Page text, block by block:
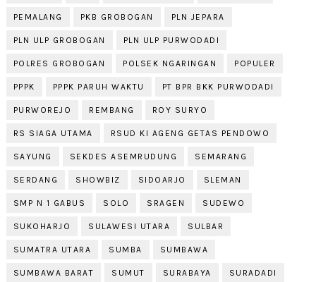
PEMALANG PKB GROBOGAN PLN JEPARA
PLN ULP GROBOGAN PLN ULP PURWODADI
POLRES GROBOGAN POLSEK NGARINGAN POPULER
PPPK PPPK PARUH WAKTU PT BPR BKK PURWODADI
PURWOREJO REMBANG ROY SURYO
RS SIAGA UTAMA RSUD KI AGENG GETAS PENDOWO
SAYUNG SEKDES ASEMRUDUNG SEMARANG
SERDANG SHOWBIZ SIDOARJO SLEMAN
SMP N 1 GABUS SOLO SRAGEN SUDEWO
SUKOHARJO SULAWESI UTARA SULBAR
SUMATRA UTARA SUMBA SUMBAWA
SUMBAWA BARAT SUMUT SURABAYA SURADADI